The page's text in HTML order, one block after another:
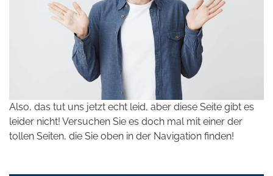
Also, das tut uns jetzt echt leid, aber diese Seite gibt es
leider nicht! Versuchen Sie es doch mal mit einer der
tollen Seiten, die Sie oben in der Navigation finden!